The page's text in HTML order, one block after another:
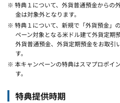
※ 特典１について、外貨普通預金からの
金は対象外となります。
※ 特典１について、新規で「外貨預金」
ペーン対象となる米ドル建て外貨定期
外貨普通預金、外貨定期預金をお取引
す。
※ 本キャンペーンの特典はスマプロポイ
す。
特典提供時期